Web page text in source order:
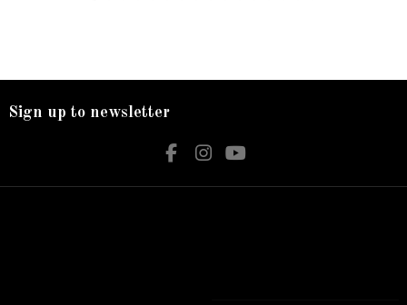
Sign up to newsletter